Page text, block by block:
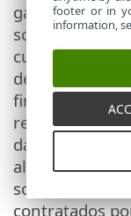
garantía o
soporte
cualquiera de
de final de la
final de la vida
realizar una
datos,
almacenados
soporte
contratados
footer or in
information,